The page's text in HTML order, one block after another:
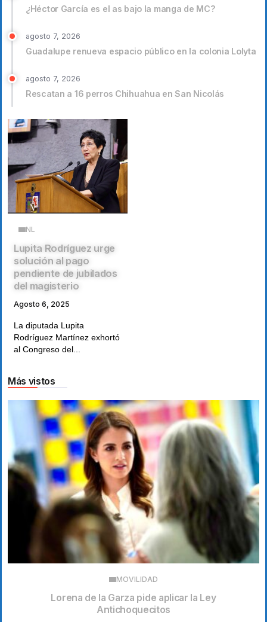
¿Héctor García es el as bajo la manga de MC?
agosto 7, 2026
Guadalupe renueva espacio público en la colonia Lolyta
agosto 7, 2026
Rescatan a 16 perros Chihuahua en San Nicolás
NL
Lupita Rodríguez urge
solución al pago
pendiente de jubilados
del magisterio
Agosto 6, 2025
La diputada Lupita
Rodríguez Martínez exhortó
al Congreso del...
Más vistos
MOVILIDAD
Lorena de la Garza pide aplicar la Ley
Antichoquecitos